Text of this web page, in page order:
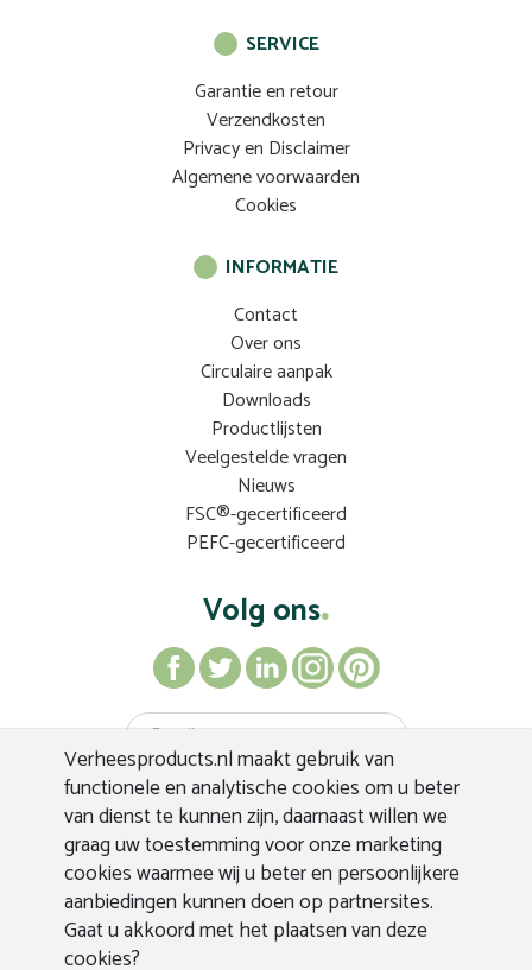
Verheesproducts.nl maakt gebruik van
functionele en analytische cookies om u beter
van dienst te kunnen zijn, daarnaast willen we
graag uw toestemming voor onze marketing
cookies waarmee wij u beter en persoonlijkere
aanbiedingen kunnen doen op partnersites.
Gaat u akkoord met het plaatsen van deze
cookies?
SERVICE
Garantie en retour
Verzendkosten
Privacy en Disclaimer
Algemene voorwaarden
Cookies
INFORMATIE
Contact
Over ons
Circulaire aanpak
Downloads
Productlijsten
Veelgestelde vragen
Nieuws
FSC®-gecertificeerd
PEFC-gecertificeerd
Volg ons
Inschrijven